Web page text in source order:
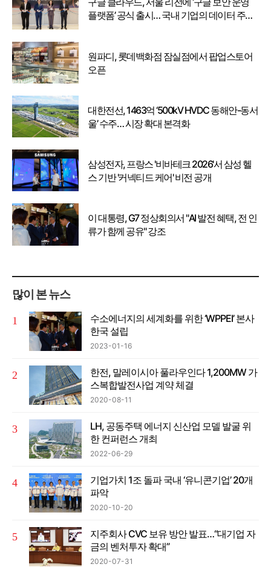
플랫폼’ 공식 출시… 국내 기업의 데이터 주권
원파디, 롯데백화점 잠실점에서 팝업스토어
오픈
대한전선, 1463억 ‘500kV HVDC 동해안-동서
울’ 수주… 시장 확대 본격화
삼성전자, 프랑스 '비바테크 2026'서 삼성 헬
스 기반 '커넥티드 케어' 비전 공개
이 대통령, G7 정상회의서 "AI 발전 혜택, 전 인
류가 함께 공유" 강조
많이 본 뉴스
수소에너지의 세계화를 위한 ‘WPPEI’ 본사
한국 설립
2023-01-16
한전, 말레이시아 풀라우인다 1,200MW 가
스복합발전사업 계약 체결
2020-08-11
LH, 공동주택 에너지 신산업 모델 발굴 위
한 컨퍼런스 개최
2022-06-29
기업가치 1조 돌파 국내 ‘유니콘기업’ 20개
파악
2020-10-20
지주회사 CVC 보유 방안 발표…“대기업 자
금의 벤처투자 확대”
2020-07-31